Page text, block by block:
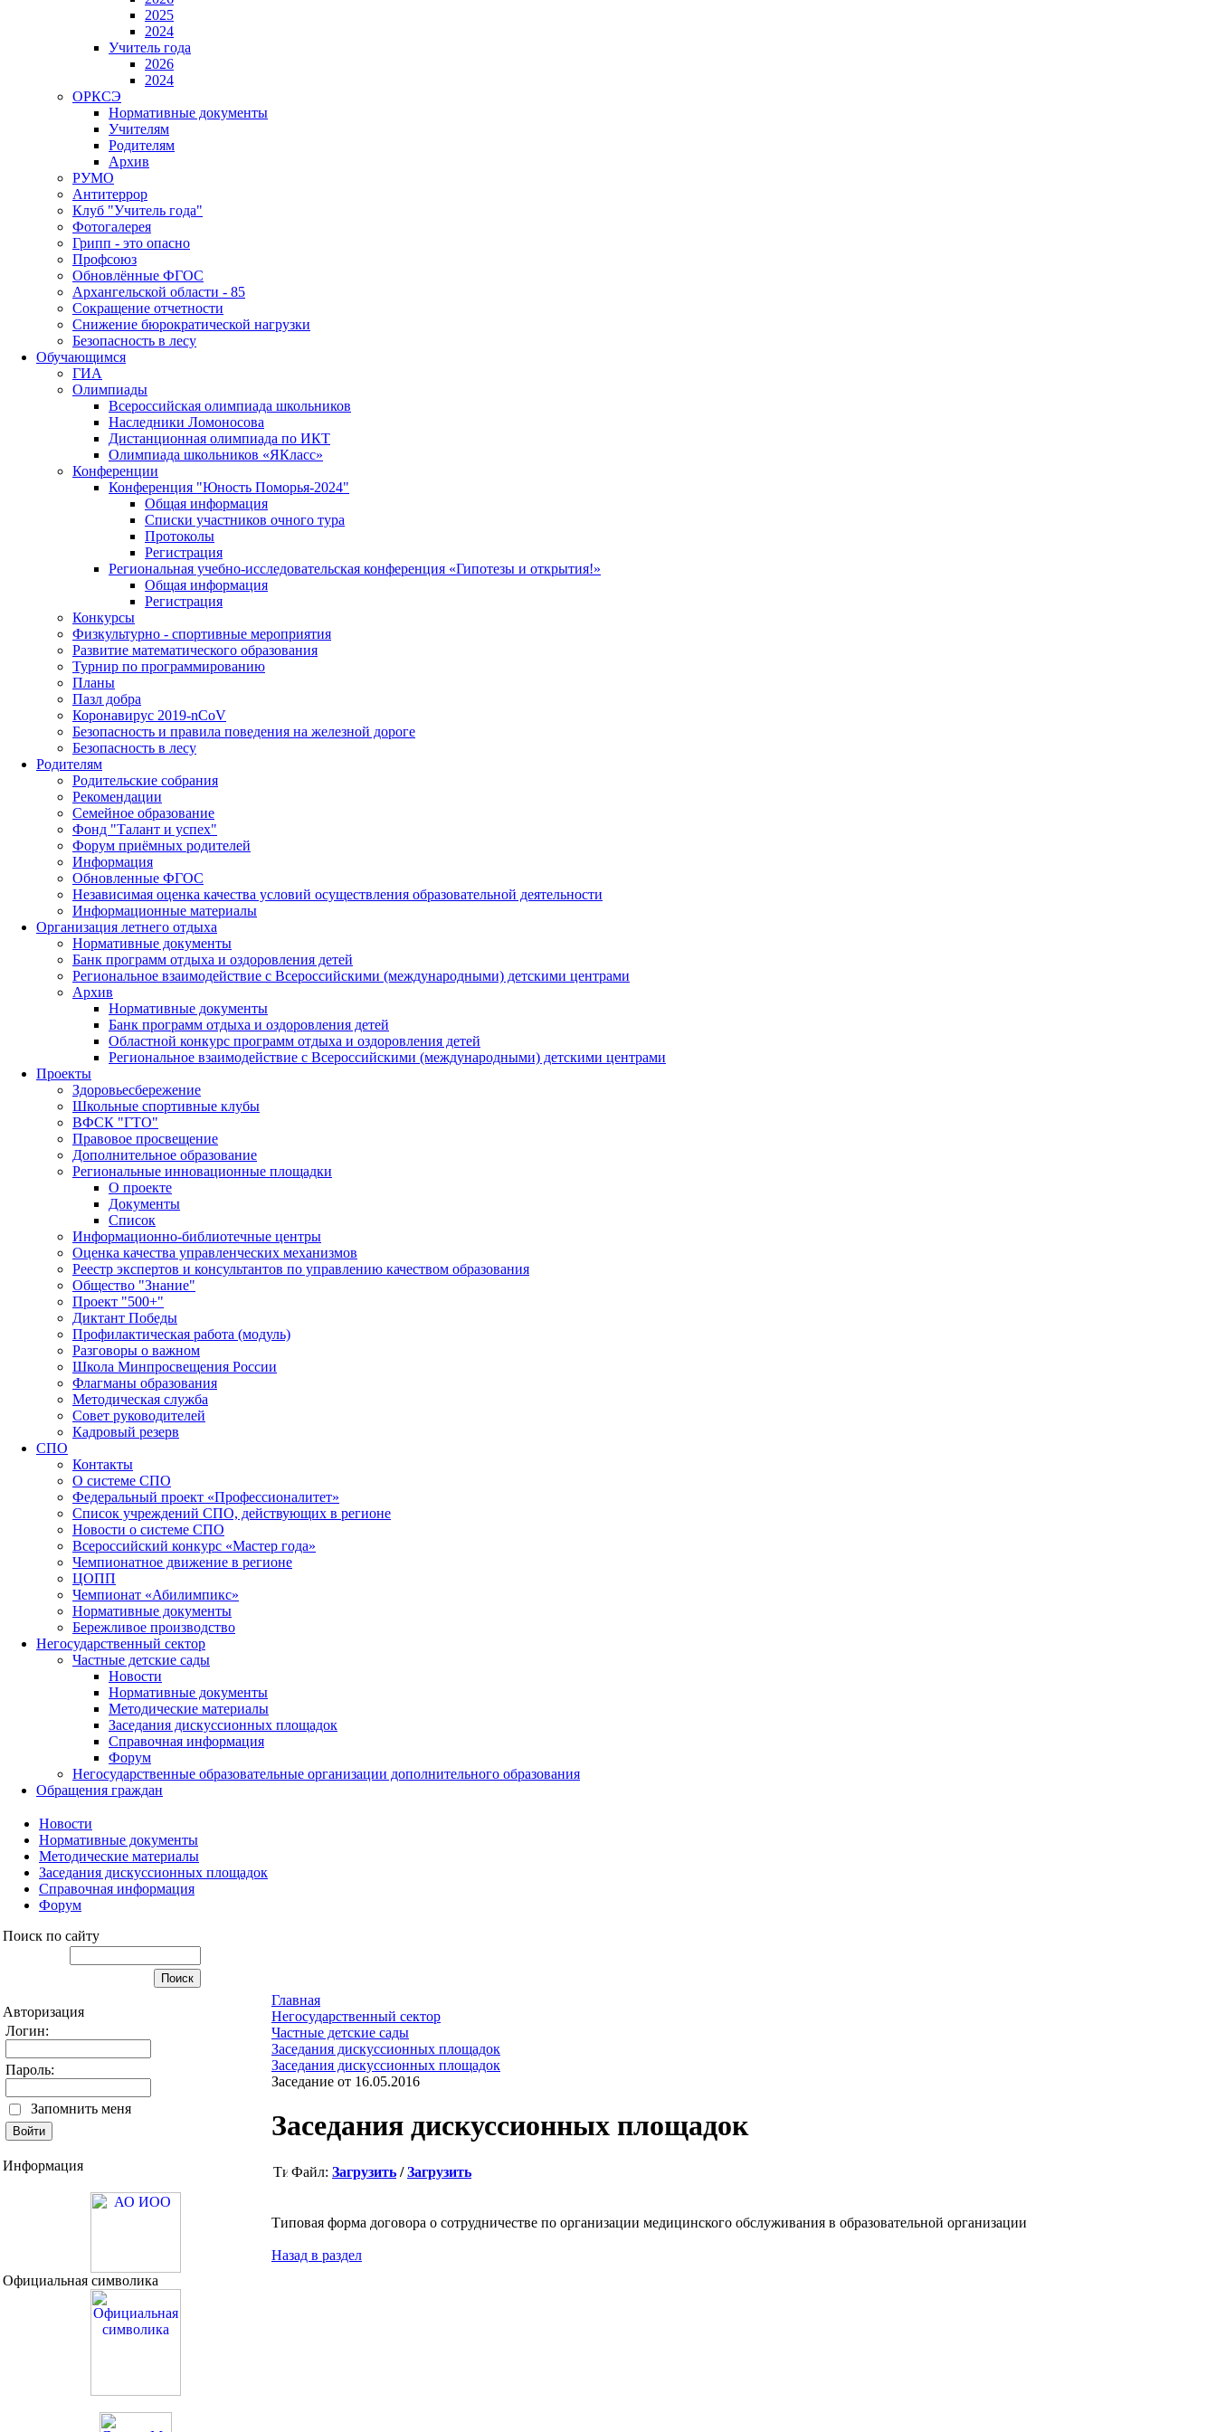
2025
2024
Учитель года
2026
2024
ОРКСЭ
Нормативные документы
Учителям
Родителям
Архив
РУМО
Антитеррор
Клуб "Учитель года"
Фотогалерея
Грипп - это опасно
Профсоюз
Обновлённые ФГОС
Архангельской области - 85
Сокращение отчетности
Снижение бюрократической нагрузки
Безопасность в лесу
Обучающимся
ГИА
Олимпиады
Всероссийская олимпиада школьников
Наследники Ломоносова
Дистанционная олимпиада по ИКТ
Олимпиада школьников «ЯКласс»
Конференции
Конференция "Юность Поморья-2024"
Общая информация
Списки участников очного тура
Протоколы
Регистрация
Региональная учебно-исследовательская конференция «Гипотезы и открытия!»
Общая информация
Регистрация
Конкурсы
Физкультурно - спортивные мероприятия
Развитие математического образования
Турнир по программированию
Планы
Пазл добра
Коронавирус 2019-nCoV
Безопасность и правила поведения на железной дороге
Безопасность в лесу
Родителям
Родительские собрания
Рекомендации
Семейное образование
Фонд "Талант и успех"
Форум приёмных родителей
Информация
Обновленные ФГОС
Независимая оценка качества условий осуществления образовательной деятельности
Информационные материалы
Организация летнего отдыха
Нормативные документы
Банк программ отдыха и оздоровления детей
Региональное взаимодействие с Всероссийскими (международными) детскими центрами
Архив
Нормативные документы
Банк программ отдыха и оздоровления детей
Областной конкурс программ отдыха и оздоровления детей
Региональное взаимодействие с Всероссийскими (международными) детскими центрами
Проекты
Здоровьесбережение
Школьные спортивные клубы
ВФСК "ГТО"
Правовое просвещение
Дополнительное образование
Региональные инновационные площадки
О проекте
Документы
Список
Информационно-библиотечные центры
Оценка качества управленческих механизмов
Реестр экспертов и консультантов по управлению качеством образования
Общество "Знание"
Проект "500+"
Диктант Победы
Профилактическая работа (модуль)
Разговоры о важном
Школа Минпросвещения России
Флагманы образования
Методическая служба
Совет руководителей
Кадровый резерв
СПО
Контакты
О системе СПО
Федеральный проект «Профессионалитет»
Список учреждений СПО, действующих в регионе
Новости о системе СПО
Всероссийский конкурс «Мастер года»
Чемпионатное движение в регионе
ЦОПП
Чемпионат «Абилимпикс»
Нормативные документы
Бережливое производство
Негосударственный сектор
Частные детские сады
Новости
Нормативные документы
Методические материалы
Заседания дискуссионных площадок
Справочная информация
Форум
Негосударственные образовательные организации дополнительного образования
Обращения граждан
Новости
Нормативные документы
Методические материалы
Заседания дискуссионных площадок
Справочная информация
Форум
Поиск по сайту
Авторизация
Логин:
Пароль:
Запомнить меня
Информация
Официальная символика
Главная
Негосударственный сектор
Частные детские сады
Заседания дискуссионных площадок
Заседания дискуссионных площадок
Заседание от 16.05.2016
Заседания дискуссионных площадок
Файл: Загрузить /Загрузить
Типовая форма договора о сотрудничестве по организации медицинского обслуживания в образовательной организации
Назад в раздел